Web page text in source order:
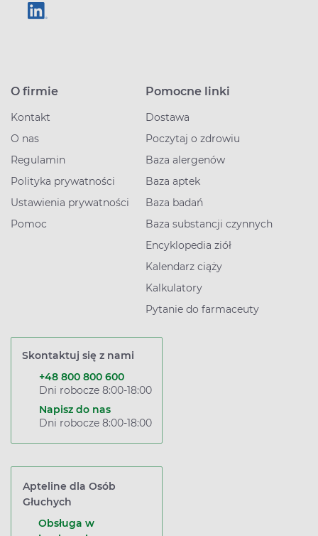
O firmie
Kontakt
O nas
Regulamin
Polityka prywatności
Ustawienia prywatności
Pomoc
Pomocne linki
Dostawa
Poczytaj o zdrowiu
Baza alergenów
Baza aptek
Baza badań
Baza substancji czynnych
Encyklopedia ziół
Kalendarz ciąży
Kalkulatory
Pytanie do farmaceuty
Skontaktuj się z nami
+48 800 800 600
Dni robocze 8:00-18:00
Napisz do nas
Dni robocze 8:00-18:00
Apteline dla Osób
Głuchych
Obsługa w